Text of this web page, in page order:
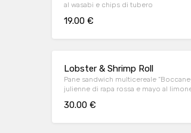
al wasabi e chips di tubero
19.00 €
Lobster & Shrimp Roll
Pane sandwich multicereale
julienne di rapa rossa e mayo al
30.00 €